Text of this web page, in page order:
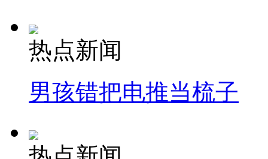
热点新闻
男孩错把电推当梳子